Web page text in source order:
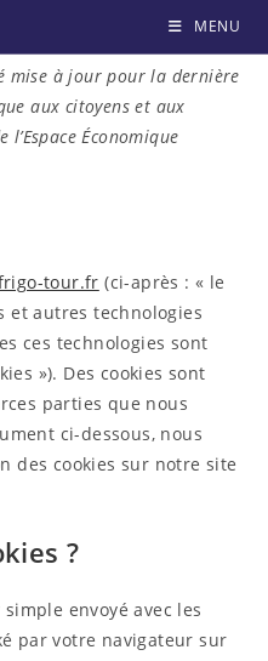
MENU
mise à jour pour la dernière
aux citoyens et aux
Économique
tour.fr (ci-après : « le
et autres technologies
ces technologies sont
»). Des cookies sont
parties que nous
ci-dessous, nous
des cookies sur notre site
?
envoyé avec les
par votre navigateur sur